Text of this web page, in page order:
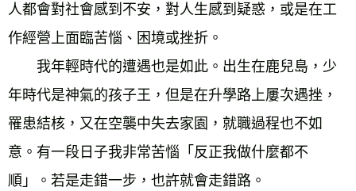
人都會對社會感到不安，對人生感到疑惑，或是在工
作經營上面臨苦惱、困境或挫折。
我年輕時代的遭遇也是如此。出生在鹿兒島，少
年時代是神氣的孩子王，但是在升學路上屢次遇挫，
罹患結核，又在空襲中失去家園，就職過程也不如
意。有一段日子我非常苦惱「反正我做什麼都不
順」。若是走錯一步，也許就會走錯路。